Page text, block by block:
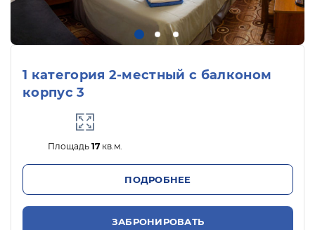
1 категория 2-местный с балконом
корпус 3
Площадь 17кв.м.
ПОДРОБНЕЕ
ЗАБРОНИРОВАТЬ